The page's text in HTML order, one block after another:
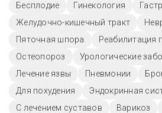
Бесплодие
Гинекология
Желудочно-кишечный тракт
Пяточная шпора
Реабилитация
Остеопороз
Урологические
Лечение язвы
Пневмонии
Для похудения
Эндокринная
С лечением суставов
Варикоз